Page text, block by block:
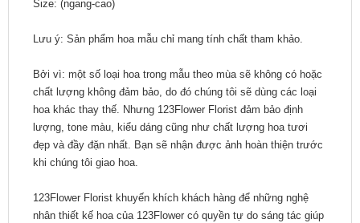
Size: (ngang-cao)
Lưu ý: Sản phẩm hoa mẫu chỉ mang tính chất tham khảo.
Bởi vì: một số loại hoa trong mẫu theo mùa sẽ không có hoặc
chất lượng không đảm bảo, do đó chúng tôi sẽ dùng các loại
hoa khác thay thế. Nhưng 123Flower Florist đảm bảo định
lượng, tone màu, kiểu dáng cũng như chất lượng hoa tươi
đẹp và đầy đặn nhất. Bạn sẽ nhận được ảnh hoàn thiện trước
khi chúng tôi giao hoa.
123Flower Florist khuyến khích khách hàng để những nghệ
nhân thiết kế hoa của 123Flower có quyền tự do sáng tác giúp